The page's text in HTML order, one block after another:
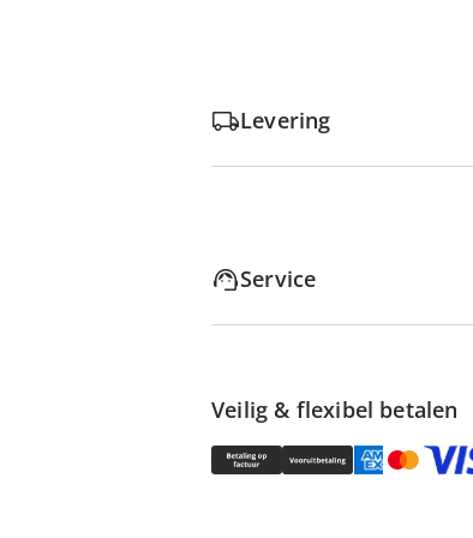
Levering
Service
Veilig & flexibel betalen